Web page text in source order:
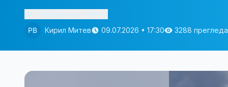
Кирил Митев
09.07.2026 • 17:30 3288 прегледа